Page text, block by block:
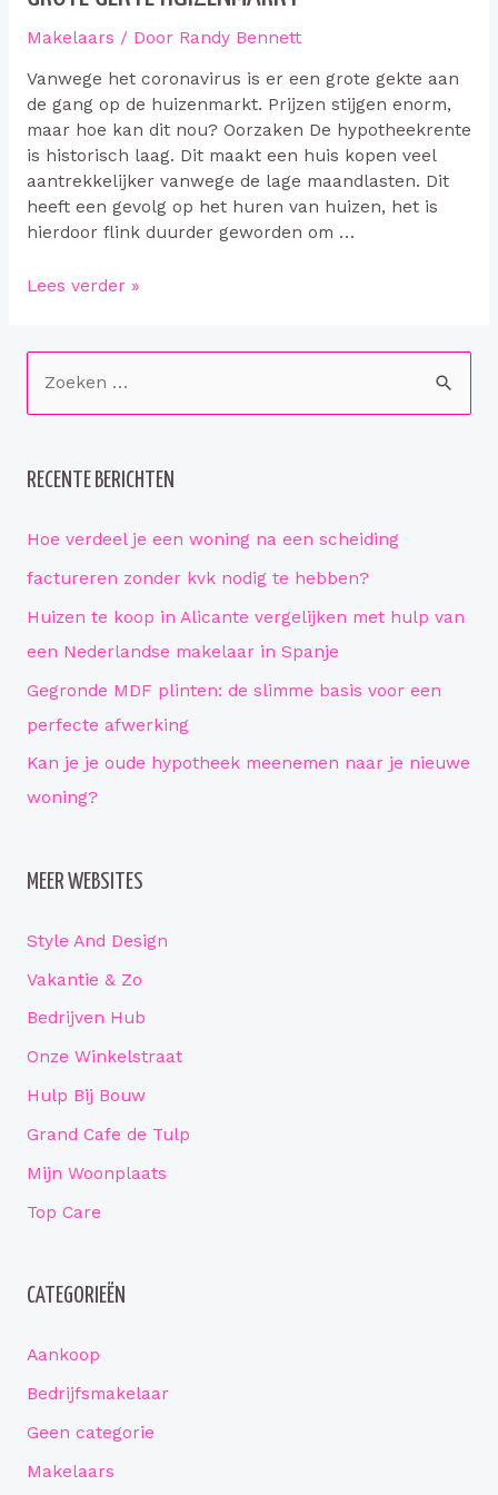
Makelaars / Door Randy Bennett
Vanwege het coronavirus is er een grote gekte aan
de gang op de huizenmarkt. Prijzen stijgen enorm,
maar hoe kan dit nou? Oorzaken De hypotheekrente
is historisch laag. Dit maakt een huis kopen veel
aantrekkelijker vanwege de lage maandlasten. Dit
heeft een gevolg op het huren van huizen, het is
hierdoor flink duurder geworden om …
Grote
Lees verder »
k
n
n
a
RECENTE BERICHTEN
Hoe verdeel je een woning na een scheiding
factureren zonder kvk nodig te hebben?
Huizen te koop in Alicante vergelijken met hulp van
een Nederlandse makelaar in Spanje
Gegronde MDF plinten: de slimme basis voor een
perfecte afwerking
Kan je je oude hypotheek meenemen naar je nieuwe
woning?
MEER WEBSITES
Style And Design
Vakantie & Zo
Bedrijven Hub
Onze Winkelstraat
Hulp Bij Bouw
Grand Cafe de Tulp
Mijn Woonplaats
Top Care
CATEGORIEËN
Aankoop
Bedrijfsmakelaar
Geen categorie
Makelaars